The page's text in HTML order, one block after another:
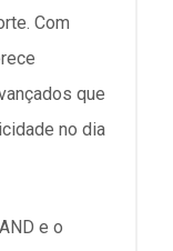
Com
que
no dia
e o